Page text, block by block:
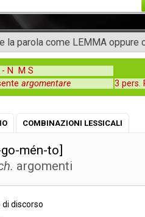
la parola come LEMMA oppure
N M S
argomentare 3 pers.
COMBINAZIONI LESSICALI
mén-to]
argomenti
di discorso